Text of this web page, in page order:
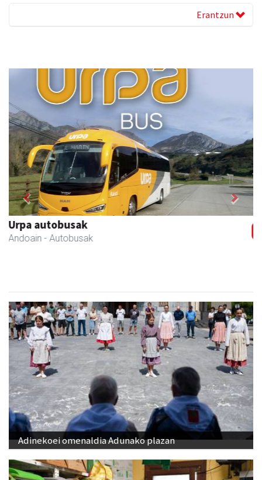
Erantzun
Urnietako Udala
Urnieta - Udaletxeak
Previous Next
Adinekoei omenaldia Adunako plazan